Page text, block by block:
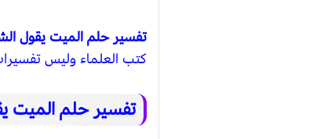
تفسير حلم الميت يقول
كتب العلماء وليس
تفسير حلم الميت